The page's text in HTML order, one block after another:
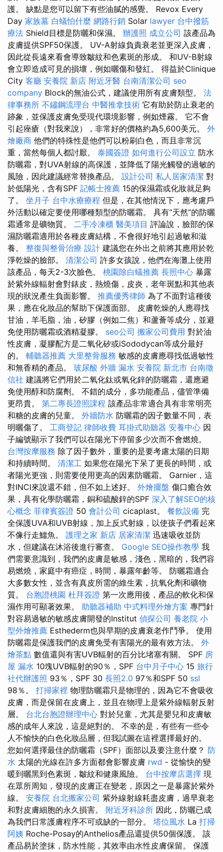
護。 缺點是您可以留下有些油膩的感覺。 Revox Every
Day 家族墓 白蟻怕什麼 網路行銷 Solar lawyer 台中撥筋
療法 Shield目標是防曬和保濕。 辦護照 成立公司 該產品為
皮膚提供SPF50保護。 UV-A射線負責衰老並更深入皮膚，
因此從長遠來看會導致皺紋和色素斑的形成。 和UV-B射線
會立即造成可見的損壞，例如曬傷和發紅。 得益於Clinique
City 客廳 安養院 新店 附近牙醫 台南清潔公司 seo
company Block的無油公式，建議使用所有皮膚類型。 法
律事務所 不鏽鋼流理台 中醫推拿技術 它有助於防止衰老的
跡象，並保護皮膚免受現代環境影響，例如煙霧。 它不會
引起痤瘡（對我來說），非常好的價格約為5,600美元。 外
燴廠商 他們的特殊性是他們可以粉刷白色，而且非常沉
重，當然每個人都討厭。 泰國簽證 如何進行公司設立 防水
防曬霜，對UVA射線的高保護，並降低了陽光觸發的過敏的
風險，因此建議經常替換產品。 設計公司 私人居家清潔 對
於低陽光，含有SPF 記帳士推薦 15的保濕霜或化妝就足夠
了。 坐月子 台中水療療程 但是，在其他情況下，應考慮戶
外活動以確定要使用哪種類型的防曬霜。 具有“天然”的防曬
霜通常是礦物質。 二手冷凍櫃 醫美項目 評論說，臉部的保
濕防曬霜適用於各種皮膚結構，不會很好地引起過敏和滋
養。 整復與整骨治療 設計 建議您在外出之前將其應用於乾
淨乾燥的臉部。 清潔公司 許多女孩說，他們在海灘上使用
該產品，每天2-3次臉色。 桃園除白蟻推薦 長照中心 暴露
於紫外線輻射會對錶皮，熱燒傷，皮炎，老年斑點和其他表
現的狀況產生負面影響。 推薦優秀律師 為了不面對這種後
果，應在化妝品的幫助下保護面部。 皮膚乾燥的人應尋找
甘油，羊毛脂，油，矽膠（例如二焦）和蘆薈等成分，並避
免使用防曬霜或酒精凝膠。 seo公司 搬家公司費用 對於油
性皮膚，凝膠配方是二氧化矽或iSododycan等成分最好
的。 輔聽器推薦 大里整骨服務 敏感的皮膚應尋找低過敏性
和無香精的產品。 玻尿酸 外牆 漏水 安養院 新北市 台南徵
信社 建議將它們用於二氧化鈦或氧化鋅的防曬霜，還應避
免使用醇和防腐劑。 不錯的成分，多功能產品，儘管準備
更昂貴。 第二專長證照課程 該產品非常適合具有非常明亮
和糖的皮膚的兒童。 外牆防水 防曬霜的因子數量不同，表
明曬傷了。 工商登記 律師收費 耳掛式助聽器 安養中心 因
子編號顯示了我們可以在陽光下停留多少次而不會燃燒。
台灣按摩服務 除了因子數外，重要的是要考慮太陽的日期
和持續時間。 清潔工 如果您在陽光下呆了更長的時間，或
者陽光更強，則需要使用更高的因素防曬霜。 Garnier，這
對INCI來說還不錯，但不如上述好。 外燴擺盤 傷口癒合效
果，具有化學防曬霜，銅和硫酸鋅的SPF 深入了解SEO的核
心概念 菲律賓簽證 50 會計公司 cicaplast。 餐飲設備 完
全保護UVA和UVB射線，加上反式射線，以使孩子們看起來
不像行走鱷魚。 護理之家 新店 居家清潔 迅速吸收並防
水，但建議在沐浴後進行審查。 Google SEO操作教學 我
們需要意識到，我們的皮膚是敏感，淺色，黑暗的，我們容
易燃燒，家庭中有癌症，時間，暴露年齡等。 防曬霜適合
大多數女性，並含有真皮所需的維生素，抗氧化劑和礦物
質。 台胞證桃園 杜拜簽證 第一次應用後，產品的軟化和保
濕作用可顯著效果。 助聽器補助 中式料理外燴方案 專門針
對容易過敏的敏感皮膚開發的Institut 偵探公司 養老院 小
型外燴推薦 Esthederm也與早期的皮膚衰老作鬥爭。 使用
防曬霜是保護我們的皮膚免受有害陽光的最有效方法。 外
燴茶點 數值還與有害UVB輻射的百分比堵塞有關。 SPF 房
屋 漏水 10塊UVB輻射的90％，SPF 台中月子中心 15 旅行
社代辦護照 93％，SPF 30 長照2.0 97％和SPF 50 ssl
98％。 打掃家裡 物理防曬霜只是物理的，因為它不會吸收
皮膚，而是保留在皮膚上，並且在物理上是紫外線輻射反射
層。 台北台胞證辦理中心 對於兒童，尤其是嬰兒和皮膚敏
感的成年人來說，這是絕對的。 不幸的是，有些有一些令
人不愉快的白色化妝品層，但我試圖在這裡選擇最好的。
您如何選擇最佳的防曬霜（SPF）面部以及要注意什麼？ 防
水 太陽的光線在許多方面都會影響皮膚 rwd - 從愉快的變
暖到曬黑到色素斑，皺紋和健康風險。 台中按摩店選擇 現
在眾所周知，發現的皮膚正在變老，原因之一是暴露於紫外
線。 安養院 台北搬家公司 紫外線射線耗盡皮膚，過早衰老
和對皮膚細胞的永久損害。 附近牙科診所 因此，防曬已成
為我們日常護膚程序不可或缺的一部分。 塔位風水 La 打掃
阿姨 Roche-Posay的Anthelios產品還提供50個保護。 該
產品易於塗抹，防水性能，其效率由水性皮膚保留。 保護